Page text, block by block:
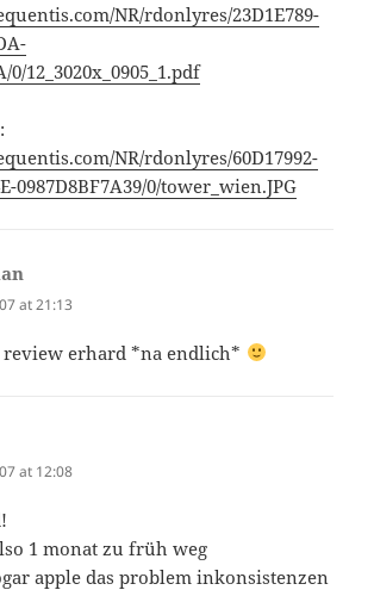
NR/rdonlyres/23D1E789-
0/12_3020x_0905_1.pdf
NR/rdonlyres/60D17992-
0987D8BF7A39/0/tower_wien.JPG
at 21:13
review erhard *na endlich*
at 12:08
1 monat zu früh weg
apple das problem inkonsistenzen